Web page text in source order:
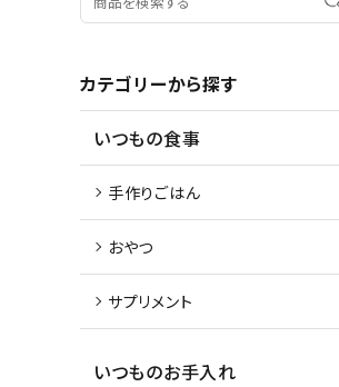
カテゴリーから探す
いつもの食事
手作りごはん
おやつ
サプリメント
いつものお手入れ